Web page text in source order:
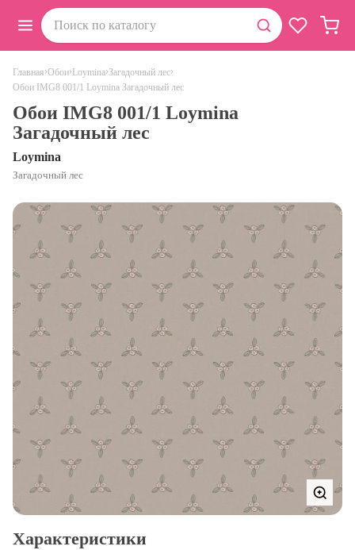
Главная›Обои› Loymina›Загадочный лес›
Обои IMG8 001/1 Loymina Загадочный лес
Обои IMG8 001/1 Loymina
Загадочный лес
Loymina
Загадочный лес
Характеристики